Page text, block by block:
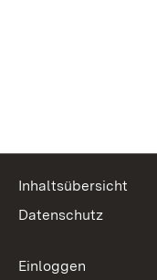
Inhaltsübersicht
Datenschutz
Einloggen